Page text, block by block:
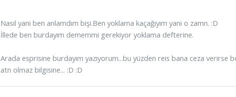
Nasıl yani ben anlamdım bişi.Ben yoklama kaçağıyım yani o zamn. :D
İllede ben burdayım dememmi gerekiyor yoklama defterine.
Arada esprisine burdayım yazıyorum...bu yüzden reis bana ceza verirse
atn olmaz bilgisine... :D :D